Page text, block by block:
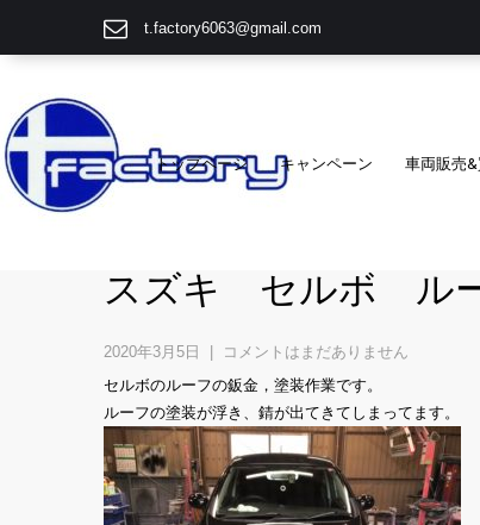
t.factory6063@gmail.com
トップページ キャンペーン 車両販売&
スズキ セルボ ル
2020年3月5日
コメントはまだありません
セルボのルーフの鈑金，塗装作業です。
ルーフの塗装が浮き、錆が出てきてしまってます。